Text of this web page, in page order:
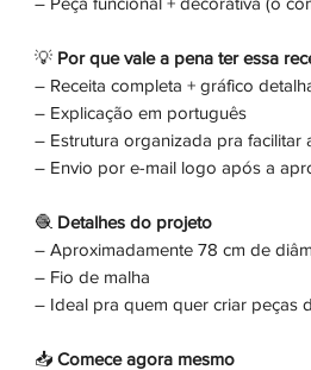
💡 Por que vale a pena ter essa
– Receita completa + gráfico
– Explicação em português
– Estrutura organizada pra facilitar
– Envio por e-mail logo após a
🧶 Detalhes do projeto
– Aproximadamente 78 cm de
– Fio de malha
– Ideal pra quem quer criar peças
📥 Comece agora mesmo